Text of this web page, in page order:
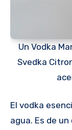
Un Vodka
Svedka
El vodka
agua. Es de